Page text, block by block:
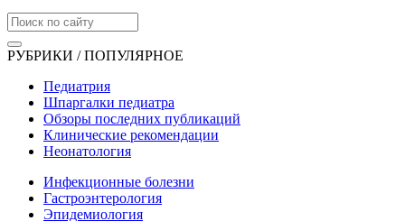
РУБРИКИ / ПОПУЛЯРНОЕ
Педиатрия
Шпаргалки педиатра
Обзоры последних публикаций
Клинические рекомендации
Неонатология
Инфекционные болезни
Гастроэнтерология
Эпидемиология